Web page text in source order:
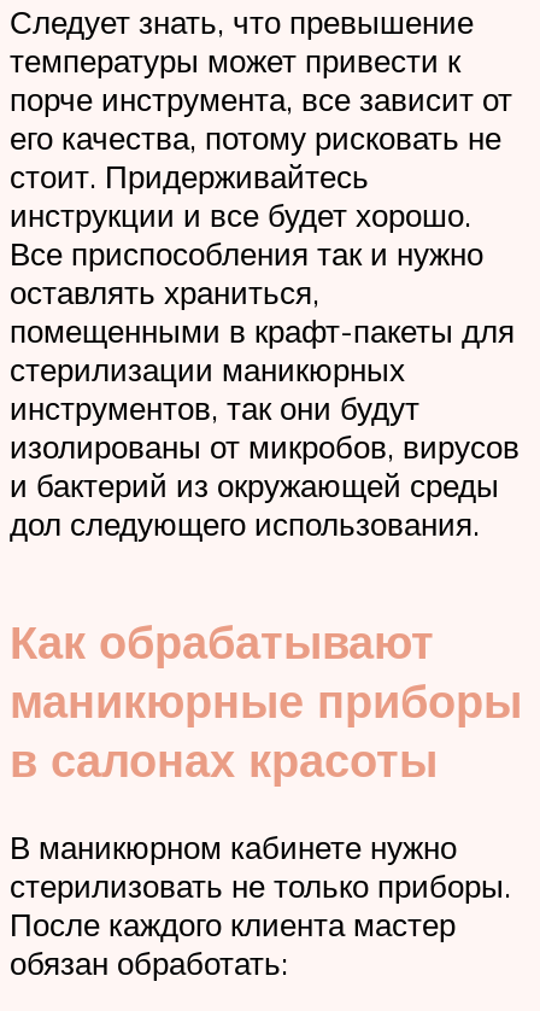
Следует знать, что превышение
температуры может привести к
порче инструмента, все зависит от
его качества, потому рисковать не
стоит. Придерживайтесь
инструкции и все будет хорошо.
Все приспособления так и нужно
оставлять храниться,
помещенными в крафт-пакеты для
стерилизации маникюрных
инструментов, так они будут
изолированы от микробов, вирусов
и бактерий из окружающей среды
дол следующего использования.
Как обрабатывают
маникюрные приборы
в салонах красоты
В маникюрном кабинете нужно
стерилизовать не только приборы.
После каждого клиента мастер
обязан обработать: